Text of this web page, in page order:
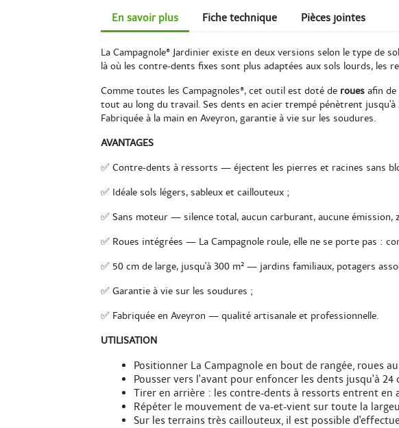
En savoir plus Fiche technique Pièces jointes
La Campagnole® Jardinier existe en deux versions selon le type de
là où les contre-dents fixes sont plus adaptées aux sols lourds, les
Comme toutes les Campagnoles®, cet outil est doté de roues afin
tout au long du travail. Ses dents en acier trempé pénètrent
Fabriquée à la main en Aveyron, garantie à vie sur les soudures.
AVANTAGES
✅ Contre-dents à ressorts — éjectent les pierres et racines sans
✅ Idéale sols légers, sableux et caillouteux ;
✅ Sans moteur — silence total, aucun carburant, aucune émission,
✅ Roues intégrées — La Campagnole roule, elle ne se porte pas :
✅ 50 cm de large, jusqu'à 300 m² — jardins familiaux, potagers
✅ Garantie à vie sur les soudures ;
✅ Fabriquée en Aveyron — qualité artisanale et professionnelle.
UTILISATION
Positionner La Campagnole en bout de rangée, roues
Pousser vers l'avant pour enfoncer les dents jusqu'à
Tirer en arrière : les contre-dents à ressorts entrent
Répéter le mouvement de va-et-vient sur toute la
Sur les terrains très caillouteux, il est possible